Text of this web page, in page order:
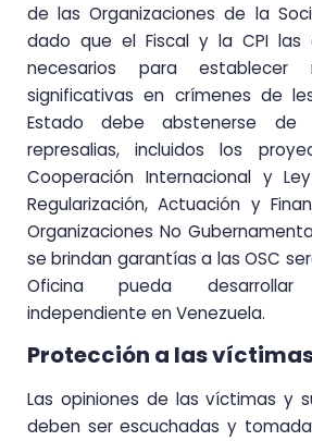
de las Organizaciones de la
dado que el Fiscal y la CPI las
necesarios para establecer
significativas en crímenes de
Estado debe abstenerse de
represalias, incluidos los
Cooperación Internacional y
Regularización, Actuación y
Organizaciones No
se brindan garantías a las OSC
Oficina pueda
independiente en Venezuela.
Protección a las
Las opiniones de las víctimas y
deben ser escuchadas y